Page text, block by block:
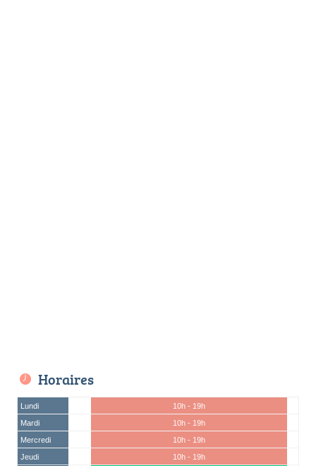
Horaires
Lundi
10h - 19h
Mardi
10h - 19h
Mercredi
10h - 19h
Jeudi
10h - 19h